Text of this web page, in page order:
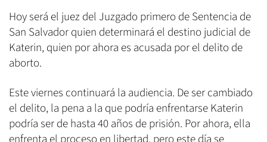
Hoy será el juez del Juzgado primero de Sentencia de
San Salvador quien determinará el destino judicial de
Katerin, quien por ahora es acusada por el delito de
aborto.
Este viernes continuará la audiencia. De ser cambiado
el delito, la pena a la que podría enfrentarse Katerin
podría ser de hasta 40 años de prisión. Por ahora, ella